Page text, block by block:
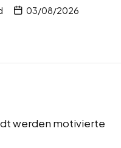
03/08/2026
werden motivierte